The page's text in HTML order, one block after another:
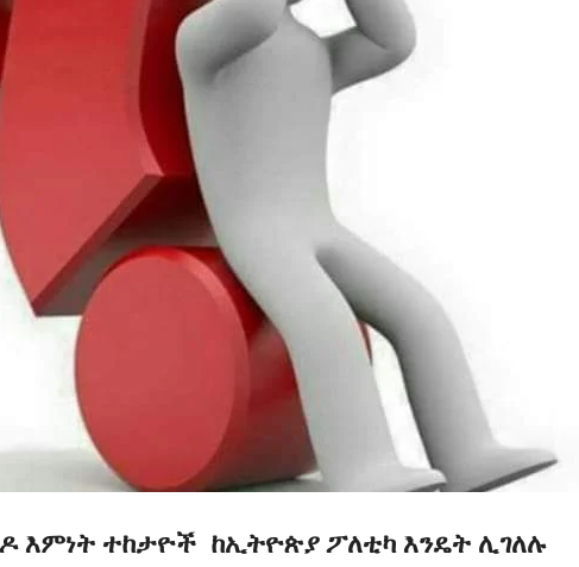
እምነት ተከታዮች ከኢትዮጵያ ፖለቲካ እንዴት ሊገለሉ